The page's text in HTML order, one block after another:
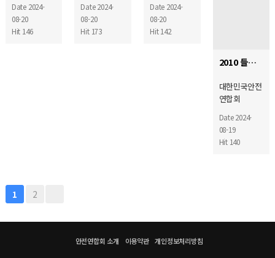
Date 2024-
08-20
Hit 146
Date 2024-
08-20
Hit 173
Date 2024-
08-20
Hit 142
2010 들무새영웅이야기 전국백일장
대한민국안전
연합회
Date 2024-
08-19
Hit 140
1 2
안전연합회 소개 이용약관 개인정보처리방침